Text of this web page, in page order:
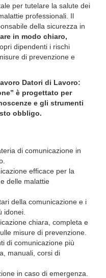
per tutelare la salute dei
professionali. Il
della sicurezza in
in modo chiaro,
dipendenti i rischi
di prevenzione e
Datori di Lavoro:
è progettato per
e gli strumenti
obbligo.
di comunicazione in
efficace per la
delle malattie
della comunicazione e i
idonei.
chiara, completa e
misure di prevenzione.
di comunicazione più
manuali, corsi di
in caso di emergenza.